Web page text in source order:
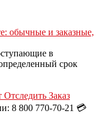
обычные и заказные,
в
срок
Заказ
8 800 770-70-21 💳